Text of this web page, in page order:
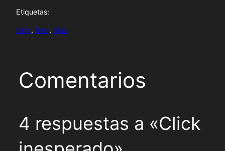
Etiquetas:
click, foto, hijas
Comentarios
4 respuestas a «Click